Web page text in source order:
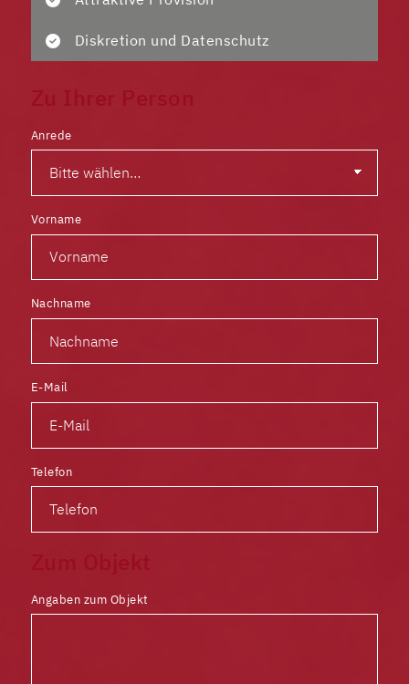
Diskretion und Datenschutz
Anrede
Vorname
Nachname
E-Mail
Telefon
Angaben zum Objekt